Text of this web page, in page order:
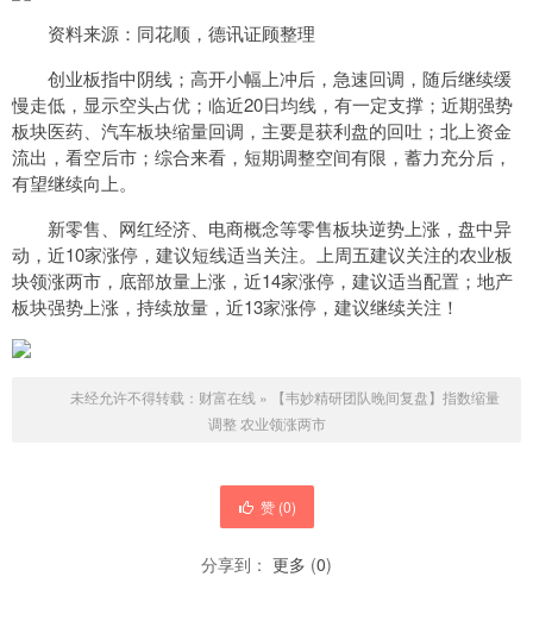
资料来源：同花顺，德讯证顾整理
创业板指中阴线；高开小幅上冲后，急速回调，随后继续缓
慢走低，显示空头占优；临近20日均线，有一定支撑；近期强势
板块医药、汽车板块缩量回调，主要是获利盘的回吐；北上资金
流出，看空后市；综合来看，短期调整空间有限，蓄力充分后，
有望继续向上。
新零售、网红经济、电商概念等零售板块逆势上涨，盘中异
动，近10家涨停，建议短线适当关注。上周五建议关注的农业板
块领涨两市，底部放量上涨，近14家涨停，建议适当配置；地产
板块强势上涨，持续放量，近13家涨停，建议继续关注！
未经允许不得转载： 财富在线 »
【韦妙精研团队晚间复盘】指数缩量
调整 农业领涨两市
赞 (0)
分享到： 更多 (0)